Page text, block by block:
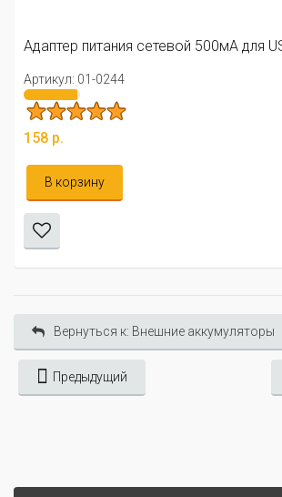
сетевой 500мА для USB устройств
0244
Вернуться к: Внешние аккумуляторы
Предыдущий